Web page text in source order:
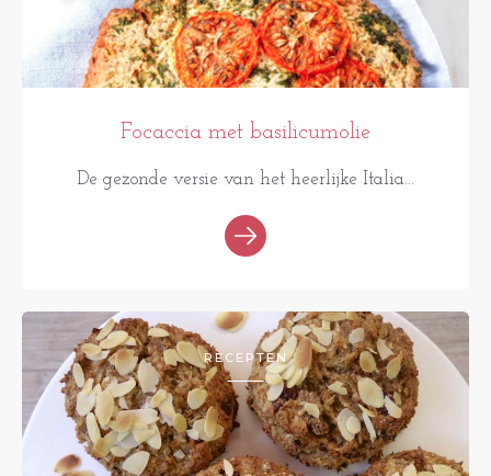
Focaccia met basilicumolie
De gezonde versie van het heerlijke Italia...
RECEPTEN